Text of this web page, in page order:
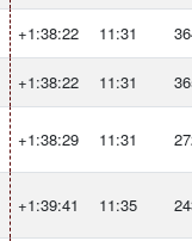
+1:38:22 11:31
+1:38:22 11:31
+1:38:29 11:31
+1:39:41 11:35